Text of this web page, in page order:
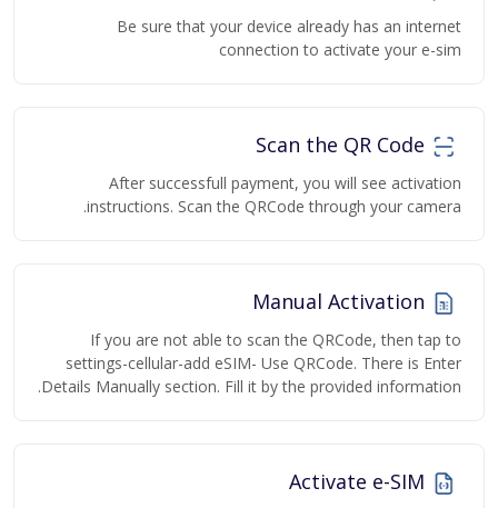
Be sure that your device already has an internet
connection to activate your e-sim
After successfull payment, you will see activation
instructions. Scan the QRCode through your camera.
If you are not able to scan the QRCode, then tap to
settings-cellular-add eSIM- Use QRCode. There is Enter
Details Manually section. Fill it by the provided information.